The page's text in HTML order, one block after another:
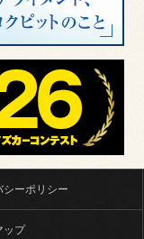
シーポリシー
ップ